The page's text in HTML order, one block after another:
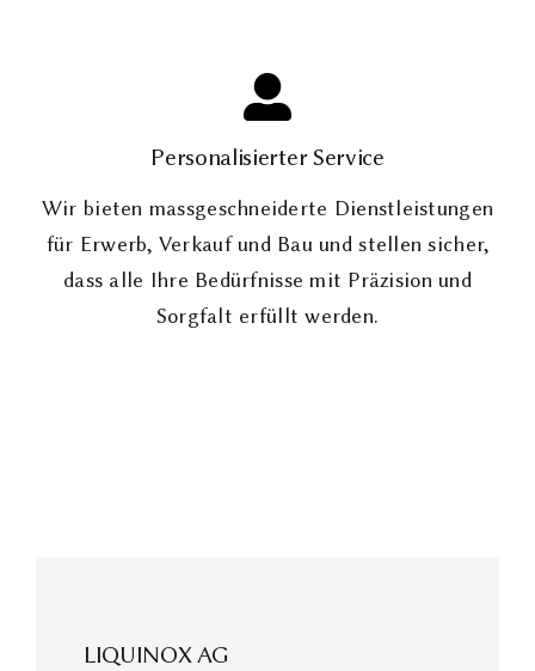
Personalisierter Service
Wir bieten massgeschneiderte Dienstleistungen
für Erwerb, Verkauf und Bau und stellen sicher,
dass alle Ihre Bedürfnisse mit Präzision und
Sorgfalt erfüllt werden.
LIQUINOX AG